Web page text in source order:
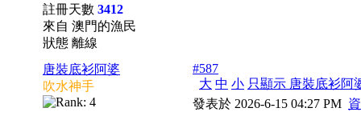
註冊天數 3412
來自 澳門的漁民
狀態 離線
唐裝底衫阿婆
吹水神手
#587
大 中 小 只顯示 唐裝底衫阿
發表於 2026-6-15 04:27 PM